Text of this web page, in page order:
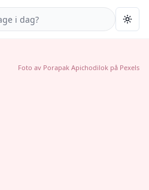
Foto av Porapak Apichodilok på Pexels